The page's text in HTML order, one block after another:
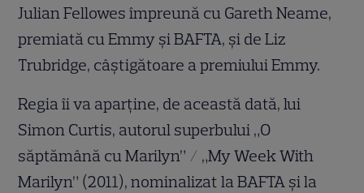
Julian Fellowes împreună cu Gareth Neame,
premiată cu Emmy și BAFTA, și de Liz
Trubridge, câștigătoare a premiului Emmy.
Regia îi va aparține, de această dată, lui
Simon Curtis, autorul superbului „O
săptămână cu Marilyn” / „My Week With
Marilyn” (2011), nominalizat la BAFTA și la